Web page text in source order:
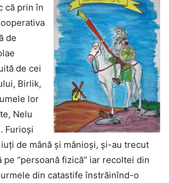
că prin în
de
de cei
Birlik,
lor
Nelu
Furioşi
de mână şi mânioşi, și-au trecut
“persoană fizică” iar recoltei din
din catastife înstrăinînd-o